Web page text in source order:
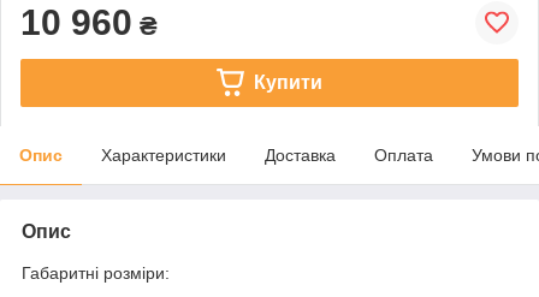
10 960 ₴
Купити
Опис Характеристики Доставка Оплата Умови
Опис
Габаритні розміри: